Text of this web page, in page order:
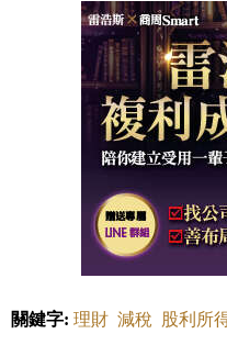
關鍵字: 理財 減稅 股利所